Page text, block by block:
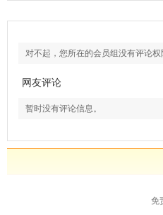
对不起，您所在的会员组没有评论权
网友评论
暂时没有评论信息。
免